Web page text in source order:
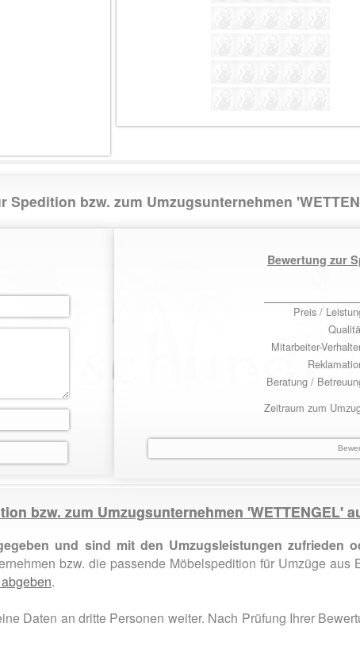
bzw. zum Umzugsunternehmen
Bewertung zur
Zeitraum zum
Preis /
Mitarbeiter-
Beratung /
bzw. zum Umzugsunternehmen 'WETTENGEL'
und sind mit den Umzugsleistungen zufrieden
bzw. die passende Möbelspedition für Umzüge
.
Daten an dritte Personen weiter. Nach Prüfung Ihrer